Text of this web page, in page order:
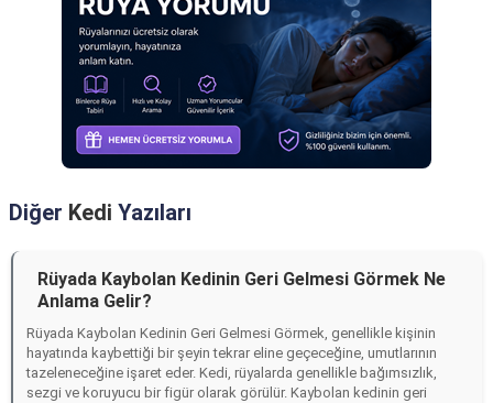
Diğer Kedi Yazıları
Rüyada Kaybolan Kedinin Geri Gelmesi Görmek Ne
Anlama Gelir?
Rüyada Kaybolan Kedinin Geri Gelmesi Görmek, genellikle kişinin
hayatında kaybettiği bir şeyin tekrar eline geçeceğine, umutlarının
tazeleneceğine işaret eder. Kedi, rüyalarda genellikle bağımsızlık,
sezgi ve koruyucu bir figür olarak görülür. Kaybolan kedinin geri